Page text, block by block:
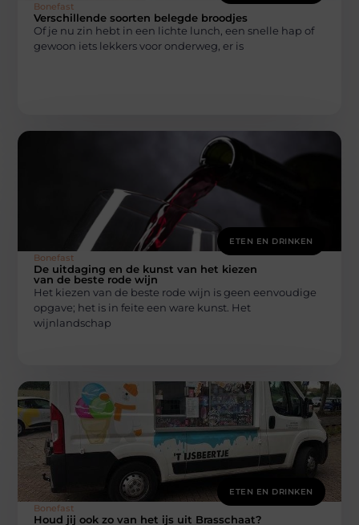
Bonefast
Verschillende soorten belegde broodjes
Of je nu zin hebt in een lichte lunch, een snelle hap of
gewoon iets lekkers voor onderweg, er is
ETEN EN DRINKEN
Bonefast
De uitdaging en de kunst van het kiezen
van de beste rode wijn
Het kiezen van de beste rode wijn is geen eenvoudige
opgave; het is in feite een ware kunst. Het
wijnlandschap
ETEN EN DRINKEN
Bonefast
Houd jij ook zo van het ijs uit Brasschaat?